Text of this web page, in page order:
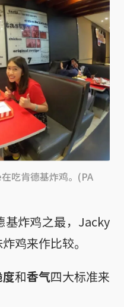
吃肯德基炸鸡。(PA
基炸鸡之最，Jacky
鸡来作比较。
和香气四大标准来